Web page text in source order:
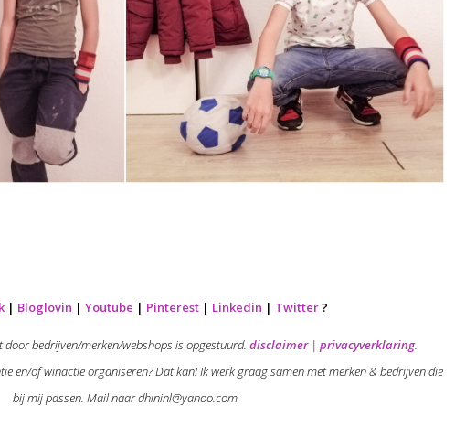
| Bloglovin | Youtube | Pinterest | Linkedin | Twitter?
bedrijven/merken/webshops is opgestuurd. disclaimer| privacyverklaring.
en/of winactie organiseren? Dat kan! Ik werk graag samen met merken & bedrijven die
bij mij passen. Mail naar dhininl@yahoo.com